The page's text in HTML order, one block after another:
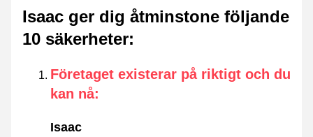
Isaac ger dig åtminstone följande
10 säkerheter:
Företaget existerar på riktigt och du
kan nå:
Isaac